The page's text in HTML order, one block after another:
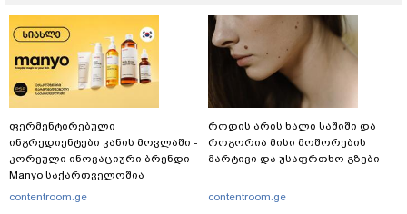
ფერმენტირებული
ინგრედიენტები კანის მოვლაში -
კორეული ინოვაციური ბრენდი
Manyo საქართველოშია
contentroom.ge
როდის არის ხალი საშიში და
როგორია მისი მოშორების
მარტივი და უსაფრთხო გზები
contentroom.ge